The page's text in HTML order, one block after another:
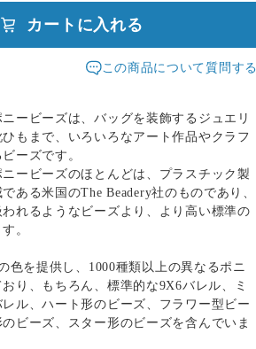
カートに入れる
この商品について質問する
ービーズは、バッグを装飾するジュエリ
もまで、いろいろなアート作品やクラフ
ーズです。
ービーズのほとんどは、プラスチック製
ある米国のThe Beadery社のものであり、
れるようなビーズより、より高い標準の
。
色を提供し、1000種類以上の異なるポニ
り、もちろん、標準的な9X6バレル、ミ
ル、ハート形のビーズ、フラワー型ビー
ビーズ、スター形のビーズを含んでいま